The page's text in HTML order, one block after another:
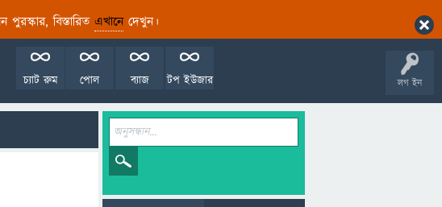
পুরস্কার, বিস্তারিত এখানেদেখুন।
লগ ইন
টপ ইউজার
ব্যাজ
পোল
চ্যাট রুম